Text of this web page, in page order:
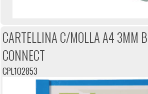
CARTELLINA C/MOLLA A4 3MM
CONNECT
CPL102853